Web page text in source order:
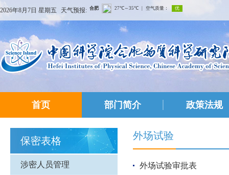
2026年8月7日 星期五 天气预报:
首页 部门简介 政策法规
保密表格
涉密人员管理
外场试验
外场试验审批表